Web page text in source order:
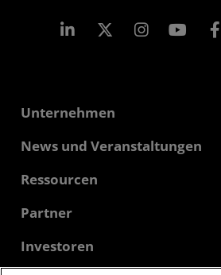
LinkedIn Instagram
Unternehmen
Über AMD
Verantwortung
Kontakt
News und Veranstaltungen
Pressebereich
Mediathek
Ressourcen
Developer Central
Fallstudien
Online-Seminare
Partner
AMD Partner Hub
Autorisierte Händler
Investoren